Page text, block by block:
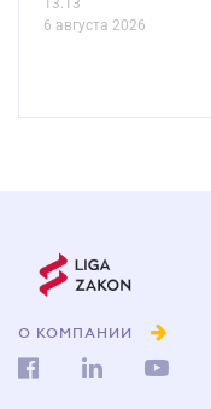
6 августа 2026
О КОМПАНИИ